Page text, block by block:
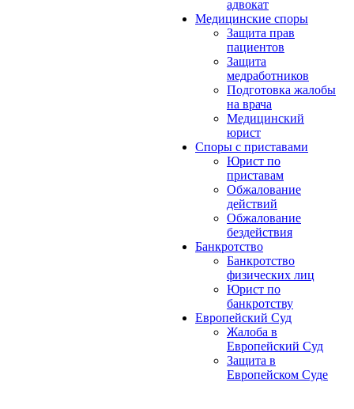
адвокат
Медицинские споры
Защита прав
пациентов
Защита
медработников
Подготовка жалобы
на врача
Медицинский
юрист
Споры с приставами
Юрист по
приставам
Обжалование
действий
Обжалование
бездействия
Банкротство
Банкротство
физических лиц
Юрист по
банкротству
Европейский Суд
Жалоба в
Европейский Суд
Защита в
Европейском Суде